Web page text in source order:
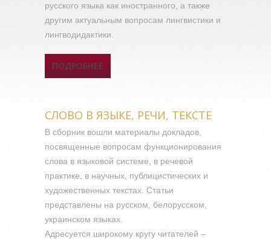
русского языка как иностранного, а также
другим актуальным вопросам лингвистики и
лингводидактики.
ПОДРОБНЕЕ
ОБУЧЕНИЯ РУССКОМУ
ЛИНГВИСТИЧЕСКИМ
ШКОЛЕ
СЛОВО В ЯЗЫКЕ, РЕЧИ, ТЕКСТЕ
В сборник вошли материалы докладов,
посвященные вопросам функционирования
слова в языковой системе, в речевой
практике, в научных, публицистических и
художественных текстах. Статьи
представлены на русском, белорусском,
украинском языках.
Адресуется широкому кругу читателей –